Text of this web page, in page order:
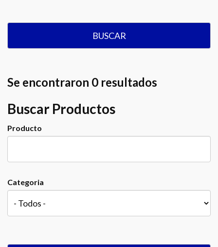
BUSCAR
Se encontraron 0 resultados
Buscar Productos
Producto
Categoria